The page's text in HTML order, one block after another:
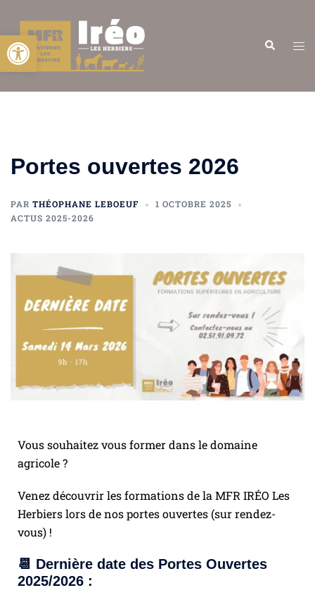
Ouvrir la barre d’outils
Portes ouvertes 2026
PAR THÉOPHANE LEBOEUF
1 OCTOBRE 2025
ACTUS 2025-2026
Vous souhaitez vous former dans le domaine
agricole ?
Venez découvrir les formations de la MFR IRÉO Les
Herbiers lors de nos portes ouvertes (sur rendez-
vous) !
📆 Dernière date des Portes Ouvertes
2025/2026 :